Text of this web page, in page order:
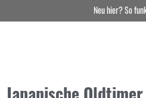
Neu hier? So